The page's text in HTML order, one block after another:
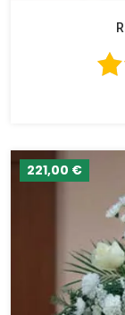
221,00 €